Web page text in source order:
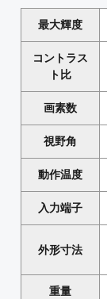
最大輝度
コントラス
ト比
画素数
視野角
動作温度
入力端子
外形寸法
重量